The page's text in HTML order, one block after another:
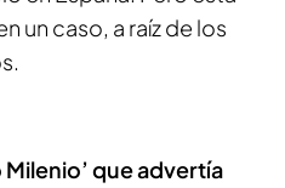
un caso, a raíz de los
Milenio’ que advertía